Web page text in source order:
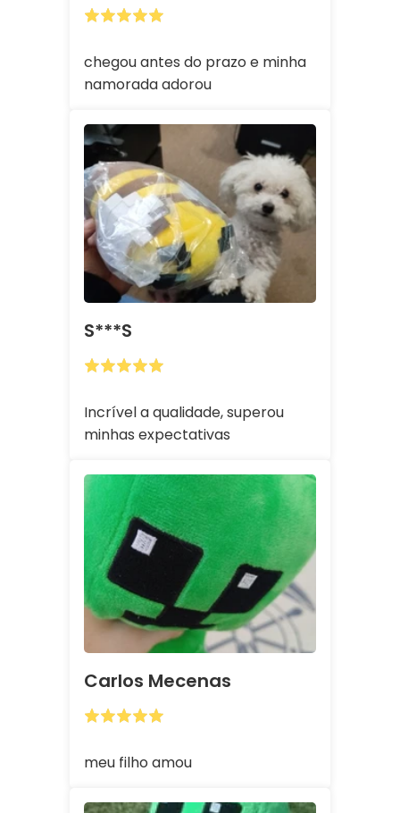
chegou antes do prazo e minha
namorada adorou
S***s
Incrível a qualidade, superou
minhas expectativas
Carlos Mecenas
meu filho amou